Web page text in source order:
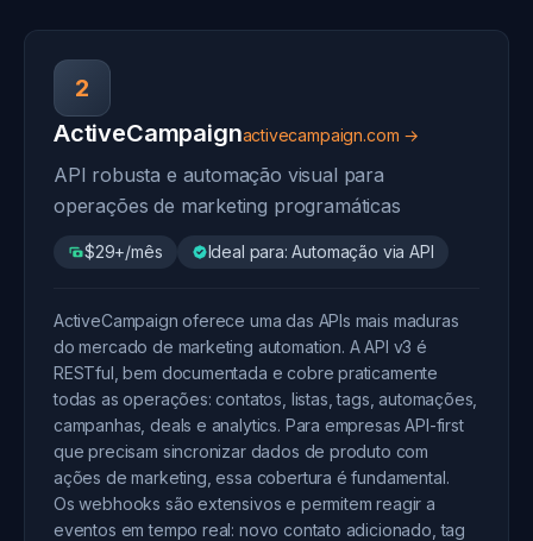
2
ActiveCampaignactivecampaign.com →
API robusta e automação visual para
operações de marketing programáticas
$29+/mês Ideal para: Automação via API
ActiveCampaign oferece uma das APIs mais maduras
do mercado de marketing automation. A API v3 é
RESTful, bem documentada e cobre praticamente
todas as operações: contatos, listas, tags, automações,
campanhas, deals e analytics. Para empresas API-first
que precisam sincronizar dados de produto com
ações de marketing, essa cobertura é fundamental.
Os webhooks são extensivos e permitem reagir a
eventos em tempo real: novo contato adicionado, tag